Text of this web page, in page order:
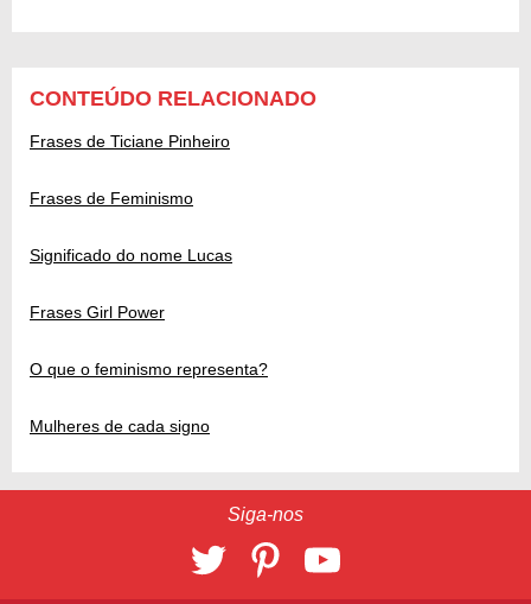
CONTEÚDO RELACIONADO
Frases de Ticiane Pinheiro
Frases de Feminismo
Significado do nome Lucas
Frases Girl Power
O que o feminismo representa?
Mulheres de cada signo
Siga-nos